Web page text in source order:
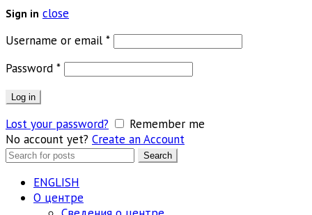
Sign in close
Username or email *Обязательно
Password *Обязательно
Log in
Lost your password?
Remember me
No account yet? Create an Account
Search
Search
ENGLISH
О центре